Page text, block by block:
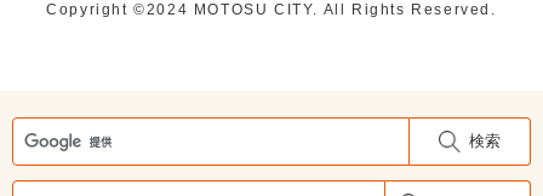
検索
Copyright ©️2024 MOTOSU CITY. All Rights Reserved.